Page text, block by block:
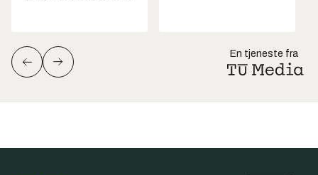
En tjeneste fra